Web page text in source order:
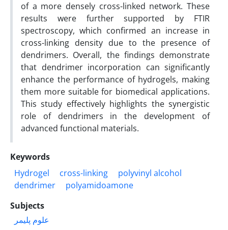
of a more densely cross-linked network. These
results were further supported by FTIR
spectroscopy, which confirmed an increase in
cross-linking density due to the presence of
dendrimers. Overall, the findings demonstrate
that dendrimer incorporation can significantly
enhance the performance of hydrogels, making
them more suitable for biomedical applications.
This study effectively highlights the synergistic
role of dendrimers in the development of
advanced functional materials.
Keywords
Hydrogel
cross-linking
polyvinyl alcohol
dendrimer
polyamidoamone
Subjects
علوم پلیمر